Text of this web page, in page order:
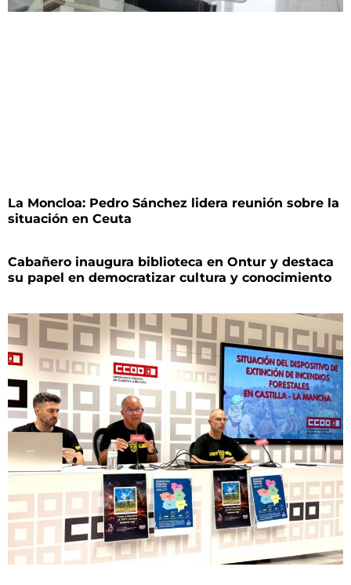
La Moncloa: Pedro Sánchez lidera reunión sobre la
situación en Ceuta
Cabañero inaugura biblioteca en Ontur y destaca
su papel en democratizar cultura y conocimiento